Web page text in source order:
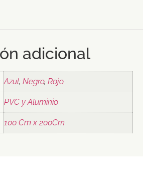
adicional
Azul, Negro, Rojo
PVC y Aluminio
100 Cm x 200Cm